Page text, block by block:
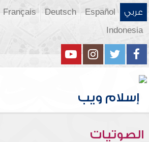
عربي Español
Deutsch
Français
Indonesia
الصوتيات